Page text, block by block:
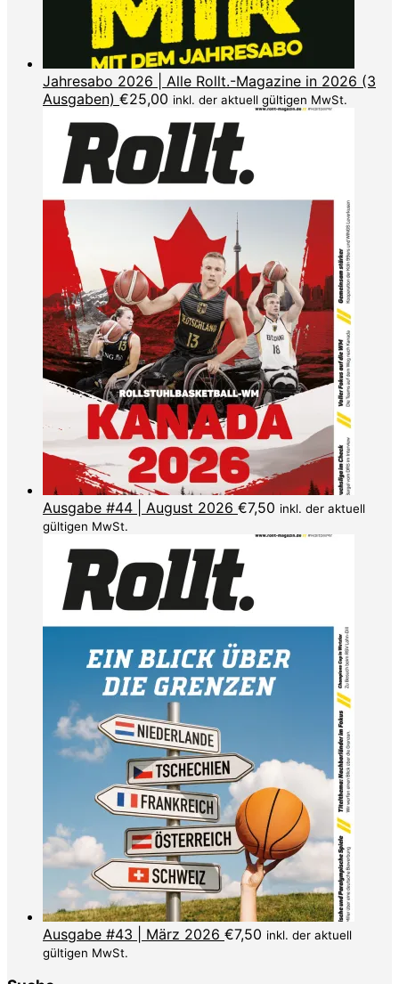
Jahresabo 2026 | Alle Rollt.-Magazine in 2026 (3
Ausgaben) €25,00 inkl. der aktuell gültigen MwSt.
Ausgabe #44 | August 2026 €7,50 inkl. der aktuell
gültigen MwSt.
Ausgabe #43 | März 2026 €7,50 inkl. der aktuell
gültigen MwSt.